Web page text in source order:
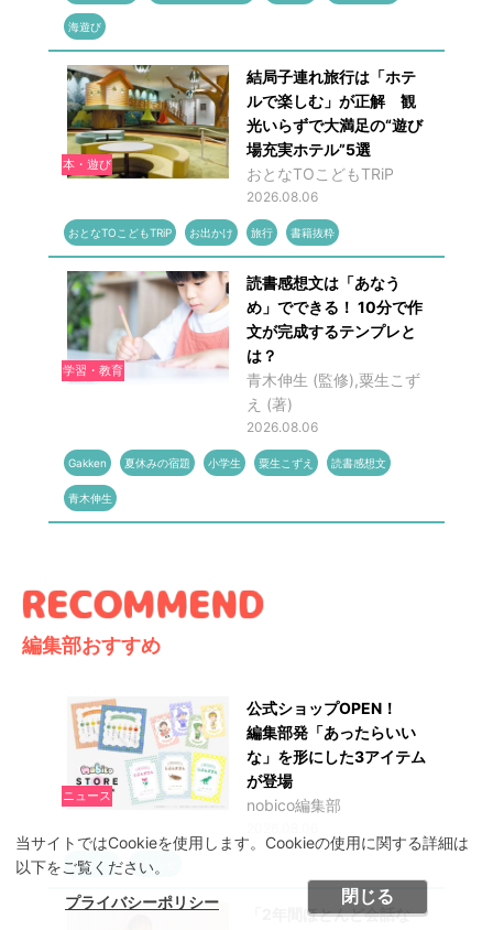
当サイトではCookieを使用します。Cookieの使用に関する詳細は
以下をご覧ください。
プライバシーポリシー
閉じる
海遊び
本・遊び
結局子連れ旅行は「ホテ
ルで楽しむ」が正解 観
光いらずで大満足の“遊び
場充実ホテル”5選
おとなTOこどもTRiP
2026.08.06
おとなTOこどもTRiP お出かけ 旅行 書籍抜粋
学習・教育
読書感想文は「あなう
め」でできる！ 10分で作
文が完成するテンプレと
は？
青木伸生 (監修),粟生こず
え (著)
2026.08.06
Gakken 夏休みの宿題 小学生 粟生こずえ 読書感想文
青木伸生
編集部おすすめ
ニュース
公式ショップOPEN！
編集部発「あったらいい
な」を形にした3アイテム
が登場
nobico編集部
ECサイト お知らせ
「2年間ほとんど会話な